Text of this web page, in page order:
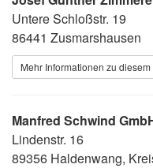
Untere Schloßstr. 19
86441 Zusmarshausen
Mehr Informationen zu
Manfred Schwind
Lindenstr. 16
89356 Haldenwang,